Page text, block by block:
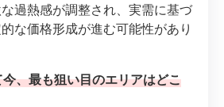
過熱感が調整され、実需に基づ
な価格形成が進む可能性があり
、最も狙い目のエリアはどこ